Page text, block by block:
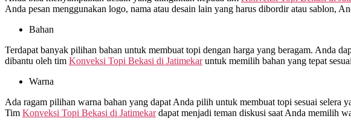
Anda pesan menggunakan logo, nama atau desain lain yang harus dibordir atau sablon,
Bahan
Terdapat banyak pilihan bahan untuk membuat topi dengan harga yang beragam. Anda
dibantu oleh tim Konveksi Topi Bekasi di Jatimekaruntuk memilih bahan yang tepat
Warna
Ada ragam pilihan warna bahan yang dapat Anda pilih untuk membuat topi sesuai
Tim Konveksi Topi Bekasi di Jatimekardapat menjadi teman diskusi saat Anda memilih